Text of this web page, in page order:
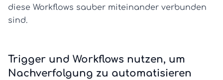
diese Workflows sauber miteinander verbunden
sind.
Trigger und Workflows nutzen, um
Nachverfolgung zu automatisieren